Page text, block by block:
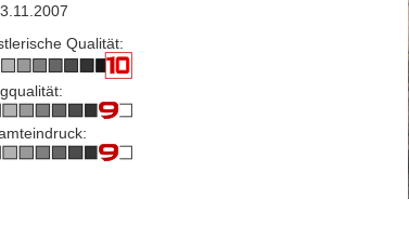
Qualität: